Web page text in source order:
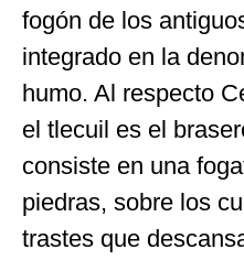
fogón de los
integrado en la
humo. Al respecto
el tlecuil es el
consiste en una
piedras, sobre los
trastes que